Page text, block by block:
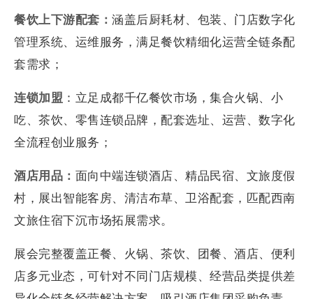
餐饮上下游配套： 涵盖后厨耗材、包装、门店数字化
管理系统、运维服务，满足餐饮精细化运营全链条配
套需求；
连锁加盟 ：立足成都千亿餐饮市场，集合火锅、小
吃、茶饮、零售连锁品牌，配套选址、运营、数字化
全流程创业服务；
酒店用品： 面向中端连锁酒店、精品民宿、文旅度假
村，展出智能客房、清洁布草、卫浴配套，匹配西南
文旅住宿下沉市场拓展需求。
展会完整覆盖正餐、火锅、茶饮、团餐、酒店、便利
店多元业态，可针对不同门店规模、经营品类提供差